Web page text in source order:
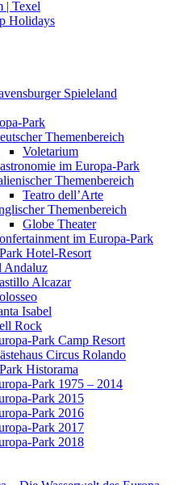
| Texel
Holidays
Spieleland
Park
Themenbereich
Voletarium
im Europa-Park
Themenbereich
Teatro dell’Arte
Themenbereich
Globe Theater
im Europa-Park
Hotel-Resort
Andaluz
Alcazar
Isabel
Rock
Park Camp Resort
Circus Rolando
Historama
Park 1975 – 2014
Park 2015
Park 2016
Park 2017
Park 2018